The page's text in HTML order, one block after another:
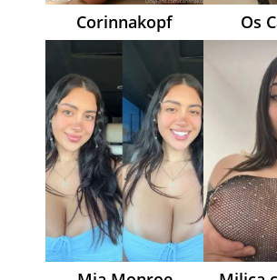
Corinnakopf Os